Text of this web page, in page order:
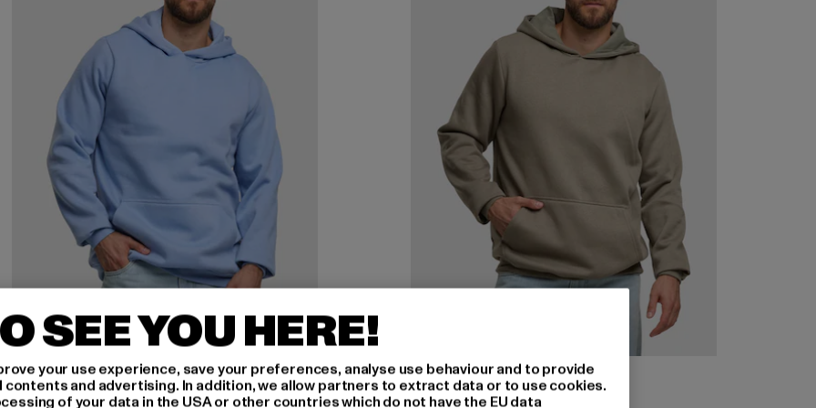
URBAN CLASSICS
Basic Essential
URBAN CLASSICS
Basic Essential
SEE YOU HERE!
your use experience, save your preferences, analyse use behaviour and to provide
and advertising. In addition, we allow partners to extract data or to use cookies.
of your data in the USA or other countries which do not have the EU data